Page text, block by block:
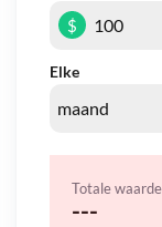
Elke
$
Totale waarde
---